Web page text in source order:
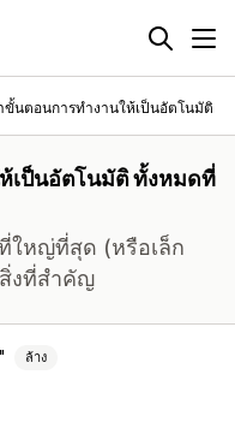
ขั้นตอนการทำงานให้เป็นอัตโนมัติ
เป็นอัตโนมัติ ทั้งหมดที่
ใหญ่ที่สุด (หรือเล็ก
งที่สำคัญ
ล้าง